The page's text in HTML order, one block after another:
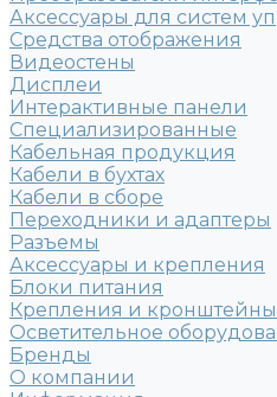
Аксессуары для систем
Средства отображения
Видеостены
Дисплеи
Интерактивные панели
Специализированные
Кабельная продукция
Кабели в бухтах
Кабели в сборе
Переходники и адаптеры
Разъемы
Аксессуары и крепления
Блоки питания
Крепления и кронштейны
Осветительное
Бренды
О компании